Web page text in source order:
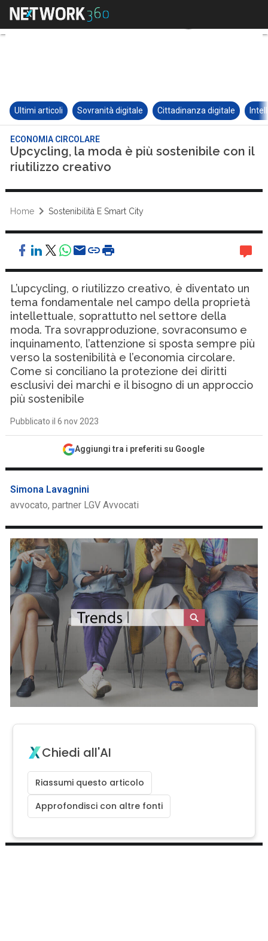
Ultimi articoli Sovranità digitale Cittadinanza digitale
ECONOMIA CIRCOLARE
Upcycling, la moda è più sostenibile con il
riutilizzo creativo
Home Sostenibilità E Smart City
L’upcycling, o riutilizzo creativo, è diventato un
tema fondamentale nel campo della proprietà
intellettuale, soprattutto nel settore della
moda. Tra sovrapproduzione, sovraconsumo e
inquinamento, l’attenzione si sposta sempre più
verso la sostenibilità e l’economia circolare.
Come si conciliano la protezione dei diritti
esclusivi dei marchi e il bisogno di un approccio
più sostenibile
Pubblicato il 6 nov 2023
Aggiungi tra i preferiti su Google
Simona Lavagnini
avvocato, partner LGV Avvocati
Chiedi all'AI
Riassumi questo articolo
Approfondisci con altre fonti